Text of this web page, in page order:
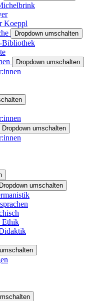
Koeppl
Dropdown umschalten
Bibliothek
Dropdown umschalten
Dropdown umschalten
Dropdown umschalten
Ethik